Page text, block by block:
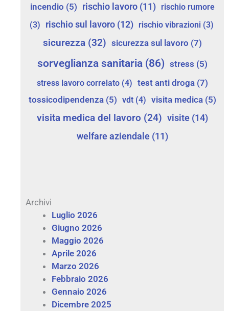
incendio (5) rischio lavoro(11)
rischio rumore
(3)
rischio sul lavoro(12) rischio vibrazioni (3)
sicurezza(32) sicurezza sul lavoro (7)
sorveglianza sanitaria(86) stress (5)
stress lavoro correlato(4) test anti droga(7)
tossicodipendenza(5) vdt(4) visita medica(5)
visita medica del lavoro (24) visite(14)
welfare aziendale(11)
Archivi
Luglio 2026
Giugno 2026
Maggio 2026
Aprile 2026
Marzo 2026
Febbraio 2026
Gennaio 2026
Dicembre 2025